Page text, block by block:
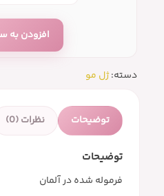
افزودن به
دسته:ژل مو
توضیحات نظرات (0)
توضیحات
فرموله شده در آلمان